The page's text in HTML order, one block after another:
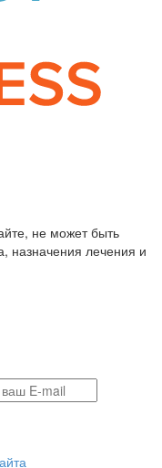
не может быть
назначения лечения и